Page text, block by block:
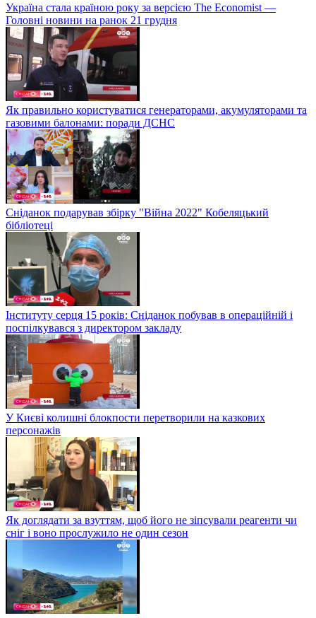
Україна стала країною року за версією The Economist —
Головні новини на ранок 21 грудня
Як правильно користуватися генераторами, акумуляторами та
газовими балонами: поради ДСНС
Сніданок подарував збірку "Війна 2022" Кобеляцький
бібліотеці
Інституту серця 15 років: Сніданок побував в операційній і
поспілкувався з директором закладу
У Києві колишні блокпости перетворили на казкових
персонажів
Як доглядати за взуттям, щоб його не зіпсували реагенти чи
сніг і воно прослужило не один сезон